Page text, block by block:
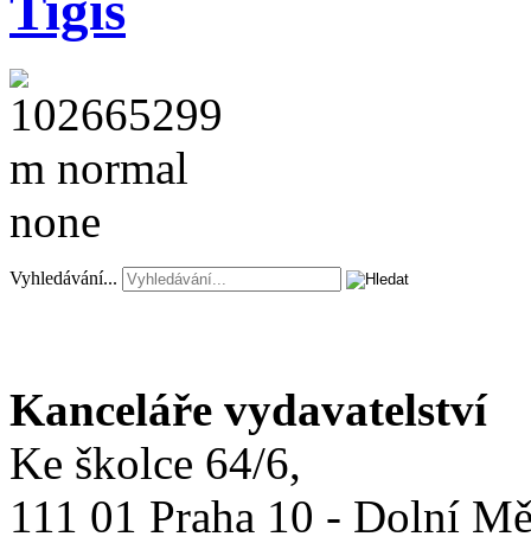
Vyhledávání...
Kanceláře vydavatelství
Ke školce 64/6,
111 01 Praha 10 - Dolní